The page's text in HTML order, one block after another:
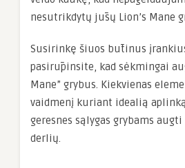
nesutrikdytų jūsų Lion’s Mane
Susirinkę šiuos būtinus
pasirūpinsite, kad sėkmingai
Mane” grybus. Kiekvienas
vaidmenį kuriant idealią
geresnes sąlygas grybams
derlių.